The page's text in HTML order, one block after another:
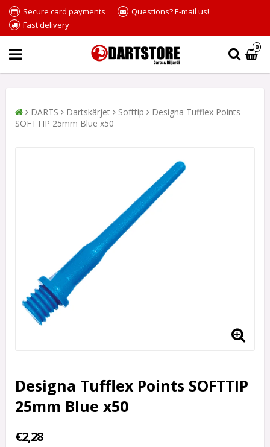
Secure card payments
Questions? E-mail us!
Fast delivery
0
DARTS Dartskärjet Softtip
Designa Tufflex Points
SOFTTIP 25mm Blue x50
Designa Tufflex Points SOFTTIP
25mm Blue x50
€2,28